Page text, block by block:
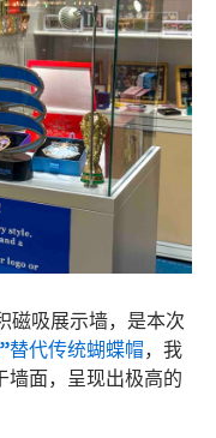
磁吸展示墙，是本次
替代传统蝴蝶帽，我
墙面，呈现出极高的